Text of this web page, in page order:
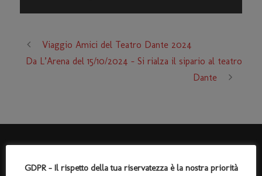
Viaggio Amici del Teatro Dante 2024
Da L’Arena del 15/10/2024 – Si rialza il sipario al teatro
Dante
GDPR - Il rispetto della tua riservatezza è la nostra priorità